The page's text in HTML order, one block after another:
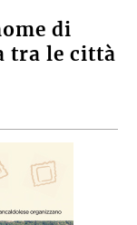
di
tra le città